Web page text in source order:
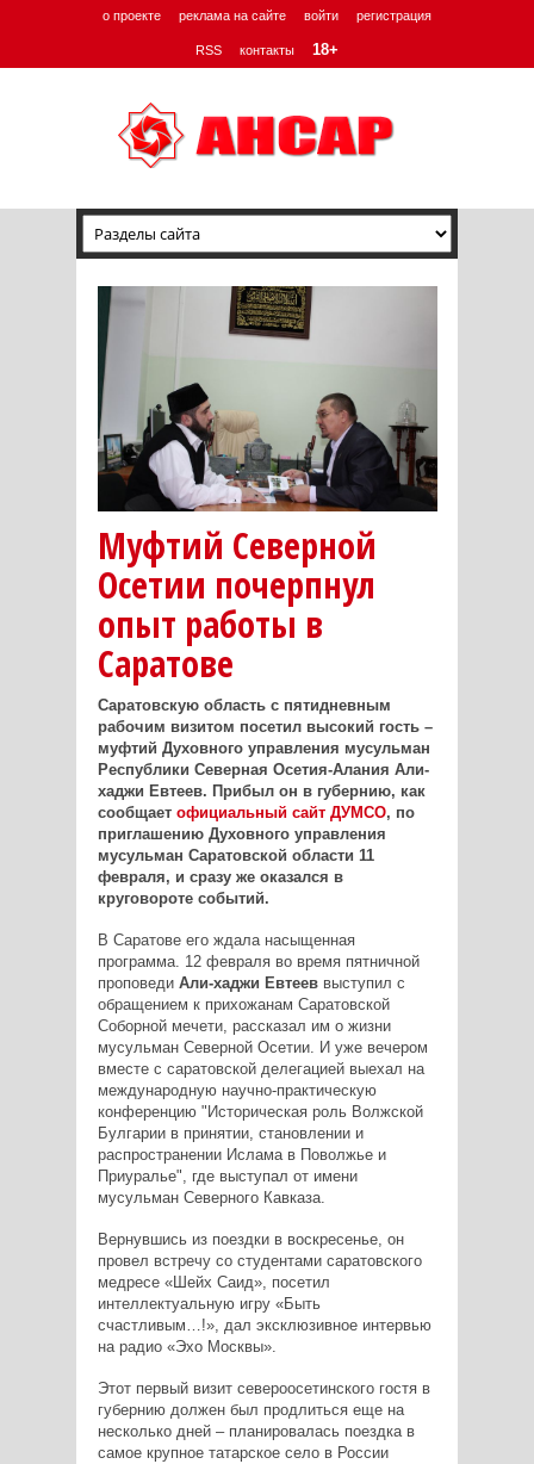
о проекте реклама на сайте войти регистрация
RSS контакты 18+
Муфтий Северной
Осетии почерпнул
опыт работы в
Саратове
Саратовскую область с пятидневным
рабочим визитом посетил высокий гость –
муфтий Духовного управления мусульман
Республики Северная Осетия-Алания Али-
хаджи Евтеев. Прибыл он в губернию, как
сообщает официальный сайт ДУМСО, по
приглашению Духовного управления
мусульман Саратовской области 11
февраля, и сразу же оказался в
круговороте событий.
В Саратове его ждала насыщенная
программа. 12 февраля во время пятничной
проповеди Али-хаджи Евтееввыступил с
обращением к прихожанам Саратовской
Соборной мечети, рассказал им о жизни
мусульман Северной Осетии. И уже вечером
вместе с саратовской делегацией выехал на
международную научно-практическую
конференцию "Историческая роль Волжской
Булгарии в принятии, становлении и
распространении Ислама в Поволжье и
Приуралье", где выступал от имени
мусульман Северного Кавказа.
Вернувшись из поездки в воскресенье, он
провел встречу со студентами саратовского
медресе «Шейх Саид», посетил
интеллектуальную игру «Быть
счастливым…!», дал эксклюзивное интервью
на радио «Эхо Москвы».
Этот первый визит североосетинского гостя в
губернию должен был продлиться еще на
несколько дней – планировалась поездка в
самое крупное татарское село в России